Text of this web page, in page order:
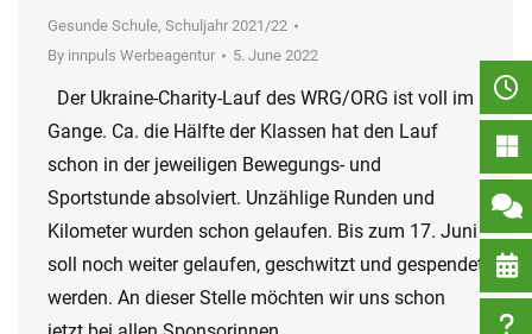
Gesunde Schule, Schuljahr 2021/22
By innpuls Werbeagentur 5. June 2022
Der Ukraine-Charity-Lauf des WRG/ORG ist voll im
Gange. Ca. die Hälfte der Klassen hat den Lauf
schon in der jeweiligen Bewegungs- und
Sportstunde absolviert. Unzählige Runden und
Kilometer wurden schon gelaufen. Bis zum 17. Juni
soll noch weiter gelaufen, geschwitzt und gespendet
werden. An dieser Stelle möchten wir uns schon